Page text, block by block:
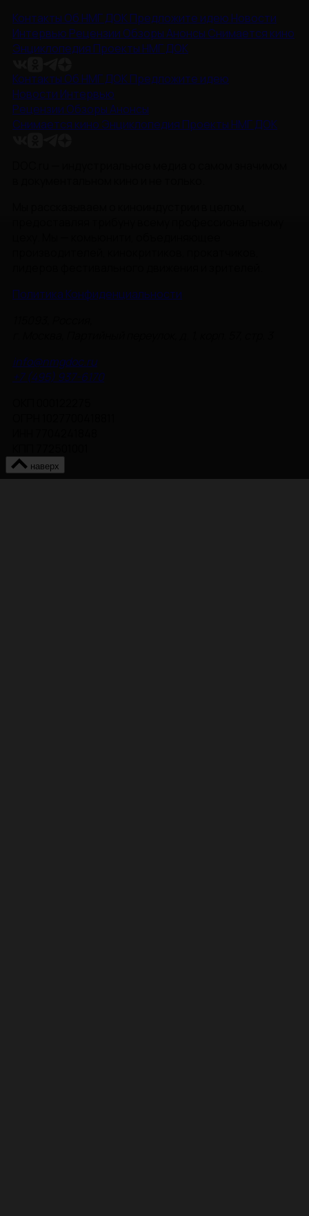
Контакты Об НМГ ДОКПредложите идею Новости
Интервью Рецензии ОбзорыАнонсы Снимается кино
Энциклопедия Проекты НМГ ДОК
Контакты Об НМГ ДОКПредложите идею
Новости Интервью
Рецензии ОбзорыАнонсы
Снимается кино Энциклопедия Проекты НМГ ДОК
Политика Конфиденциальности
info@nmgdoc.ru
+7 (495) 937-6170
наверх